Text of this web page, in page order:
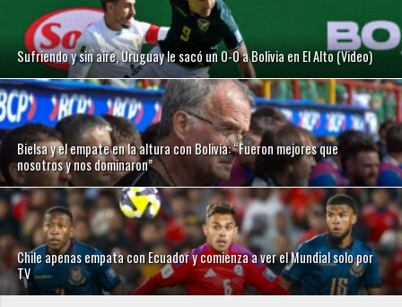
Sufriendo y sin aire, Uruguay le sacó un 0-0 a Bolivia en El Alto (Video)
Bielsa y el empate en la altura con Bolivia: “Fueron mejores que
nosotros y nos dominaron”
Chile apenas empata con Ecuador y comienza a ver el Mundial solo por
TV